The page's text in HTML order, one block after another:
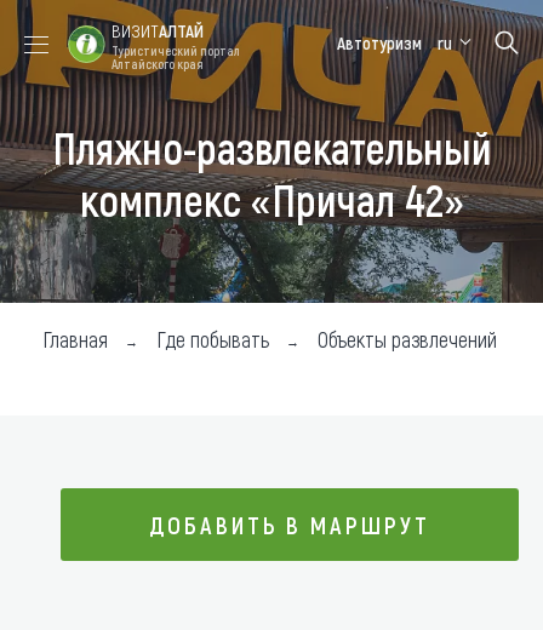
Форум VISIT
ALTAI
Цветение
маральника
Медицинский
форум
Алтайская
зимовка
Туры
Где побывать
Карта
ВИЗИТАЛТАЙ
Туристический портал
Алтайского края
Автотуризм ru
Пляжно-развлекательный
комплекс «Причал 42»
Главная Где побывать Объекты развлечений
ДОБАВИТЬ В МАРШРУТ